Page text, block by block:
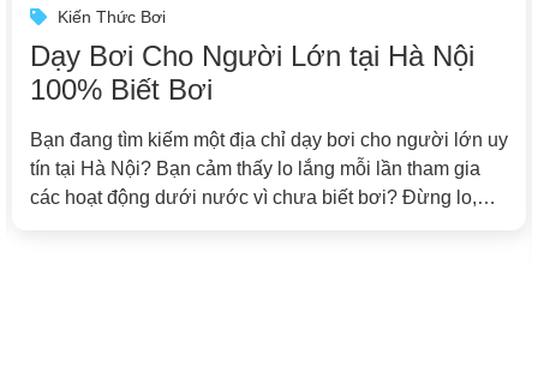
Kiến Thức Bơi
Tìm Khóa Dạy Bơi riêng Uy Tín tại
Tây Hồ? Trải Nghiệm Học 1 Kèm 1
Tại Octopool Ngay!
Bạn đang cần tìm nơi dạy bơi riêng, học bơi 1 kèm 1
hay khóa học bơi kèm riêng chất lượng cao? Octopool